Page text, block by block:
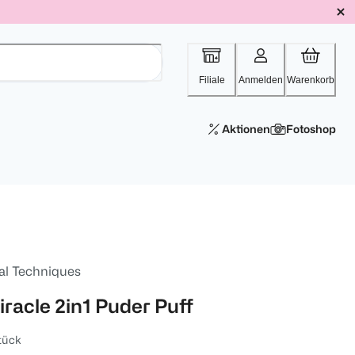
Filiale Anmelden Warenkorb
Aktionen Fotoshop
Techniques
2in1 Puder Puff